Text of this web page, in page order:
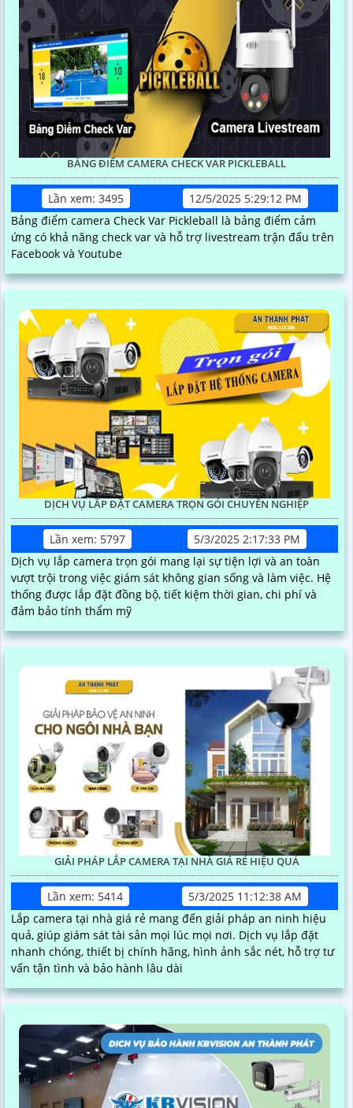
BẢNG ĐIỂM CAMERA CHECK VAR PICKLEBALL
Lần xem: 3495
12/5/2025 5:29:12 PM
Bảng điểm camera Check Var Pickleball là bảng điểm cảm
ứng có khả năng check var và hỗ trợ livestream trận đấu trên
Facebook và Youtube
DỊCH VỤ LẮP ĐẶT CAMERA TRỌN GÓI CHUYÊN NGHIỆP
Lần xem: 5797
5/3/2025 2:17:33 PM
Dịch vụ lắp camera trọn gói mang lại sự tiện lợi và an toàn
vượt trội trong việc giám sát không gian sống và làm việc. Hệ
thống được lắp đặt đồng bộ, tiết kiệm thời gian, chi phí và
đảm bảo tính thẩm mỹ
GIẢI PHÁP LẮP CAMERA TẠI NHÀ GIÁ RẺ HIỆU QUẢ
Lần xem: 5414
5/3/2025 11:12:38 AM
Lắp camera tại nhà giá rẻ mang đến giải pháp an ninh hiệu
quả, giúp giám sát tài sản mọi lúc mọi nơi. Dịch vụ lắp đặt
nhanh chóng, thiết bị chính hãng, hình ảnh sắc nét, hỗ trợ tư
vấn tận tình và bảo hành lâu dài